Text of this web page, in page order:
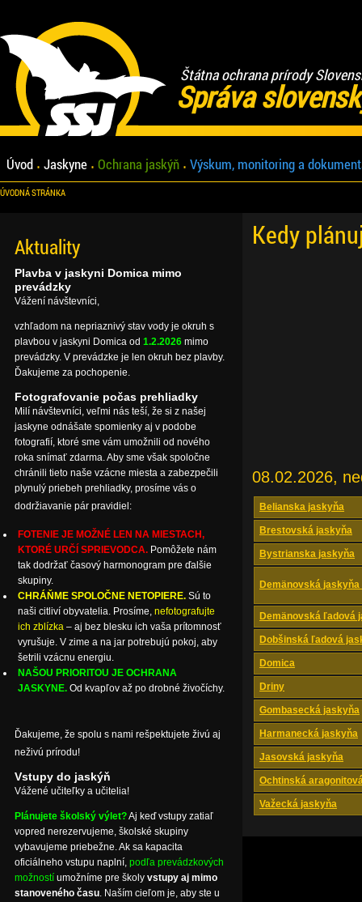
Štátna ochrana prírody
Správa
Úvod Jaskyne Ochrana jaskýň Výskum, monitoring a
ÚVODNÁ STRÁNKA
Kedy
08.02.2026,
Belianska jaskyňa
Brestovská jaskyňa
Bystrianska jaskyňa
Demänovská
Demänovská ľadová
Dobšinská ľadová
Domica
Driny
Gombasecká jaskyňa
Harmanecká jaskyňa
Jasovská jaskyňa
Ochtinská
Važecká jaskyňa
Aktuality
Plavba v jaskyni Domica mimo
prevádzky
Vážení návštevníci,
vzhľadom na nepriaznivý stav vody je okruh s
plavbou v jaskyni Domica od 1.2.2026 mimo
prevádzky. V prevádzke je len okruh bez plavby.
Ďakujeme za pochopenie.
Fotografovanie počas prehliadky
Milí návštevníci, veľmi nás teší, že si z našej
jaskyne odnášate spomienky aj v podobe
fotografií, ktoré sme vám umožnili od nového
roka snímať zdarma. Aby sme však spoločne
chránili tieto naše vzácne miesta a zabezpečili
plynulý priebeh prehliadky, prosíme vás o
dodržiavanie pár pravidiel:
FOTENIE JE MOŽNÉ LEN NA MIESTACH,
KTORÉ URČÍ SPRIEVODCA. Pomôžete nám
tak dodržať časový harmonogram pre ďalšie
skupiny.
CHRÁŇME SPOLOČNE NETOPIERE. Sú to
naši citliví obyvatelia. Prosíme, nefotografujte
ich zblízka – aj bez blesku ich vaša prítomnosť
vyrušuje. V zime a na jar potrebujú pokoj, aby
šetrili vzácnu energiu.
NAŠOU PRIORITOU JE OCHRANA
JASKYNE. Od kvapľov až po drobné živočíchy.
Ďakujeme, že spolu s nami rešpektujete živú aj
neživú prírodu!
Vstupy do jaskýň
Vážené učiteľky a učitelia!
Plánujete školský výlet?Aj keď vstupy zatiaľ
vopred nerezervujeme, školské skupiny
vybavujeme priebežne. Ak sa kapacita
oficiálneho vstupu naplní, podľa prevádzkových
možností umožníme pre školy vstupy aj mimo
stanoveného času. Naším cieľom je, aby ste u